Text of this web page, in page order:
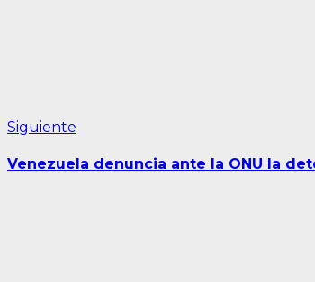
Siguiente
Venezuela denuncia ante la ONU la